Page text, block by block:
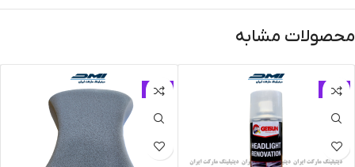
محصولات مشابه
حراج حراج